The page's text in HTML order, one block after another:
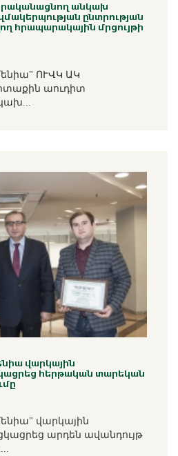
անկախ
ընտրության
հրապարակային մրցույթի
ՈՒՎԿ ԱԿ
աուդիտ
վարկային
հերթական տարեկան
վարկային
արդեն ավանդույթ